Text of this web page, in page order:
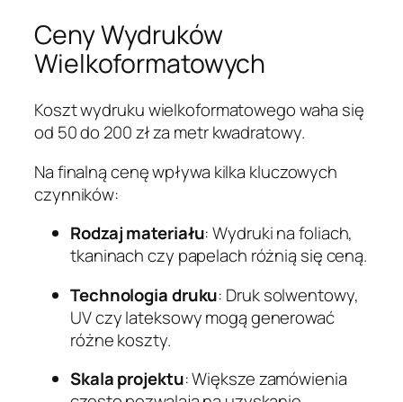
Ceny Wydruków
Wielkoformatowych
Koszt wydruku wielkoformatowego waha się
od 50 do 200 zł za metr kwadratowy.
Na finalną cenę wpływa kilka kluczowych
czynników:
Rodzaj materiału: Wydruki na foliach,
tkaninach czy papelach różnią się ceną.
Technologia druku: Druk solwentowy,
UV czy lateksowy mogą generować
różne koszty.
Skala projektu: Większe zamówienia